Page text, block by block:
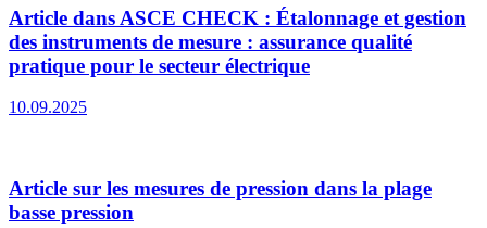
Article dans ASCE CHECK : Étalonnage et gestion
des instruments de mesure : assurance qualité
pratique pour le secteur électrique
10.09.2025
Article sur les mesures de pression dans la plage
basse pression